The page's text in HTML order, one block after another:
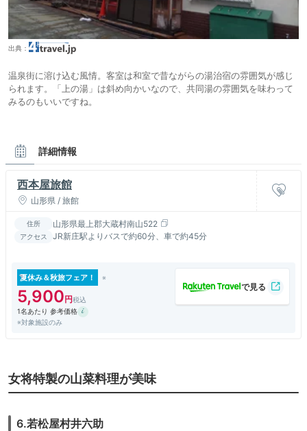
出典：
温泉街に溶け込む風情。客室は和室で昔ながらの湯治宿の雰囲気が感じ
られます。「上の湯」は斜め向かいなので、共同湯の雰囲気を味わって
みるのもいいですね。
詳細情報
西本屋旅館
山形県 / 旅館
住所 山形県最上郡大蔵村南山522
アクセス JR新庄駅よりバスで約60分、車で約45分
夏休み＆秋旅フェア！
5,900
1名あたり 参考価格
※対象施設のみ
女将特製の山菜料理が美味
6.若松屋村井六助